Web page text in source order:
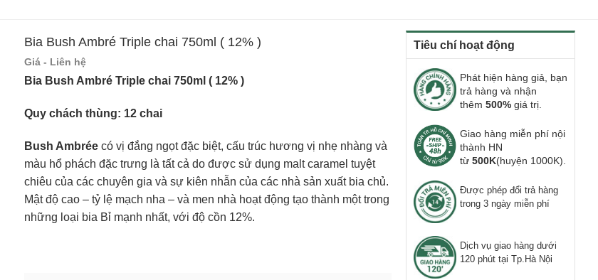
Tiêu chí hoạt động
Phát hiện hàng giả, bạn
trả hàng và nhận
thêm 500% giá trị.
Giao hàng miễn phí nội
thành HN
từ 500K(huyện 1000K).
Được phép đổi trả hàng
trong 3 ngày miễn phí
Dịch vụ giao hàng dưới
120 phút tại Tp.Hà Nội
Bia Bush Ambré Triple chai 750ml ( 12% )
Giá - Liên hệ
Bia Bush Ambré Triple chai 750ml ( 12% )
Quy chách thùng: 12 chai
Bush Ambrée có vị đắng ngọt đặc biệt, cấu trúc hương vị nhẹ nhàng và
màu hổ phách đặc trưng là tất cả do được sử dụng malt caramel tuyệt
chiêu của các chuyên gia và sự kiên nhẫn của các nhà sản xuất bia chủ.
Mật độ cao – tỷ lệ mạch nha – và men nhà hoạt động tạo thành một trong
những loại bia Bỉ mạnh nhất, với độ cồn 12%.